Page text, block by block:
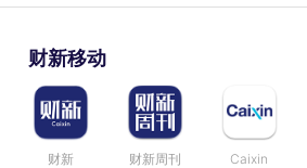
财新移动
财新 财新周刊 Caixin